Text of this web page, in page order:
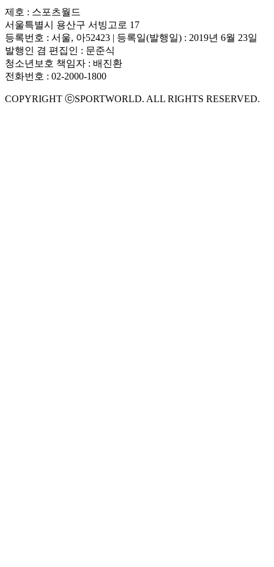
제호 : 스포츠월드
서울특별시 용산구 서빙고로 17
등록번호 : 서울, 아52423 | 등록일(발행일) : 2019년 6월 23일
발행인 겸 편집인 : 문준식
청소년보호 책임자 : 배진환
전화번호 : 02-2000-1800
COPYRIGHT ⓒSPORTWORLD. ALL RIGHTS RESERVED.